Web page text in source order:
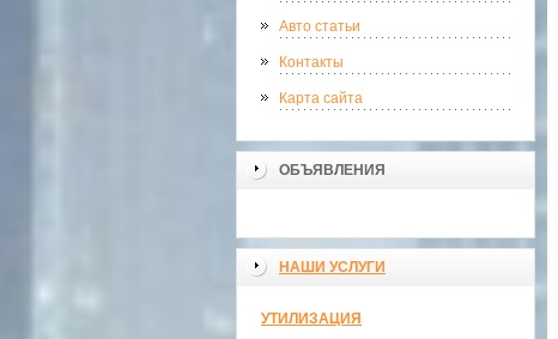
Авто статьи
Контакты
Карта сайта
ОБЪЯВЛЕНИЯ
НАШИ УСЛУГИ
УТИЛИЗАЦИЯ